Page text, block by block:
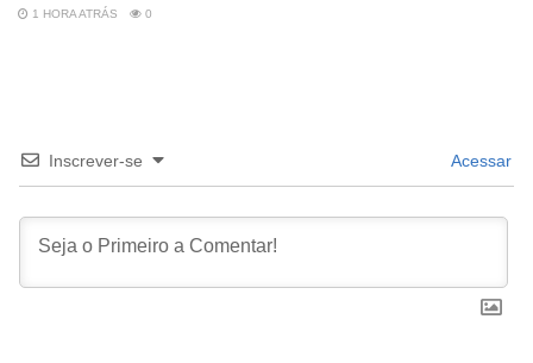
1 HORA ATRÁS 0
Inscrever-se Acessar